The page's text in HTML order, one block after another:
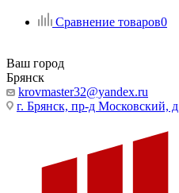
Сравнение товаров0
Ваш город
Брянск
krovmaster32@yandex.ru
г. Брянск, пр-д Московский,